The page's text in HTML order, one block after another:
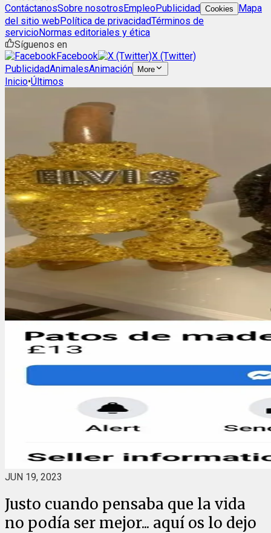
ContáctanosSobre nosotrosEmpleoPublicidad Cookies
Mapa
del sitio webPolítica de privacidadTérminos de
servicioNormas editoriales y ética
Síguenos en
Facebook
X (Twitter)
PublicidadAnimalesAnimación More
Inicio•Últimos
JUN 19, 2023
Justo cuando pensaba que la vida
no podía ser mejor... aquí os lo dejo